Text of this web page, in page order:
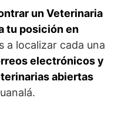
un Veterinaria
tu posición en
a localizar cada una
electrónicos y
abiertas